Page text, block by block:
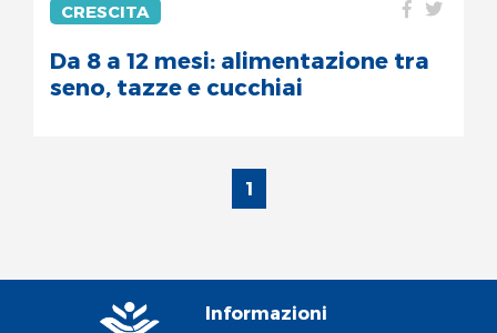
CRESCITA
Da 8 a 12 mesi: alimentazione tra
seno, tazze e cucchiai
1
Informazioni